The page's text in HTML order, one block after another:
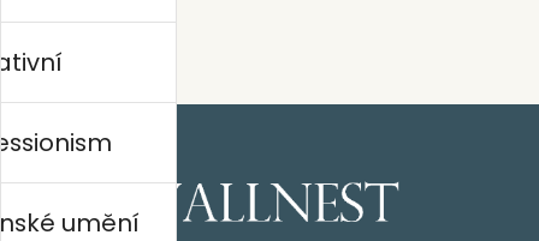
umění